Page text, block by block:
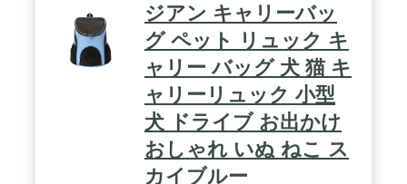
ジアン キャリーバッ
グ ペット リュック キ
ャリー バッグ 犬 猫 キ
ャリーリュック 小型
犬 ドライブ お出かけ
おしゃれ いぬ ねこ ス
カイブルー